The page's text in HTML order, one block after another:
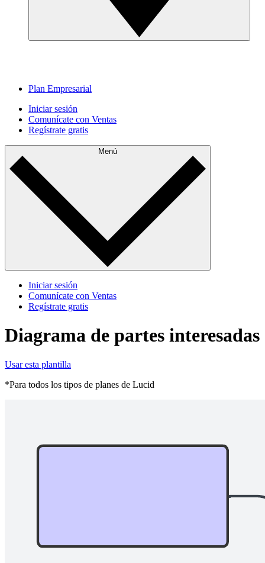
Plan Empresarial
Iniciar sesión
Comunícate con Ventas
Regístrate gratis
Menú
Iniciar sesión
Comunícate con Ventas
Regístrate gratis
Diagrama de partes interesadas
Usar esta plantilla
*Para todos los tipos de planes de Lucid